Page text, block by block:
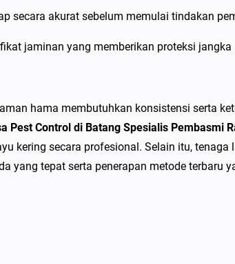
a
a
S
p
e
s
secara akurat sebelum memulai tindakan
jaminan yang memberikan proteksi
hama membutuhkan konsistensi serta
Pest Control di Batang Spesialis Pembasmi
kering secara profesional. Selain itu,
yang tepat serta penerapan metode